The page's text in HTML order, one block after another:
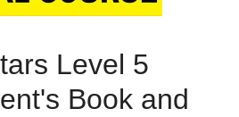
Level 5
Book and